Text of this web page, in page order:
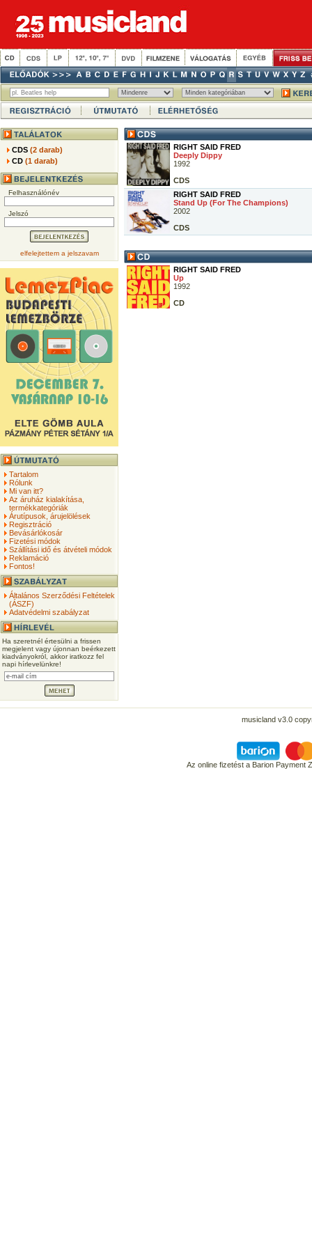
CDS(2 darab)
CD(1 darab)
Felhasználónév
Jelszó
elfelejtettem a jelszavam
Tartalom
Rólunk
Mi van itt?
Az áruház kialakítása,
termékkategóriák
Árutípusok, árujelölések
Regisztráció
Bevásárlókosár
Fizetési módok
Szállítási idő és átvételi módok
Reklamáció
Fontos!
Általános Szerződési Feltételek
(ÁSZF)
Adatvédelmi szabályzat
Ha szeretnél értesülni a frissen
megjelent vagy újonnan beérkezett
kiadványokról, akkor iratkozz fel
napi hírlevelünkre!
RIGHT SAID FRED
Deeply Dippy
1992
CDS
RIGHT SAID FRED
Stand Up (For The Champions)
2002
CDS
RIGHT SAID FRED
Up
1992
CD
musicland v3.0
Az online fizetést a Barion Payment